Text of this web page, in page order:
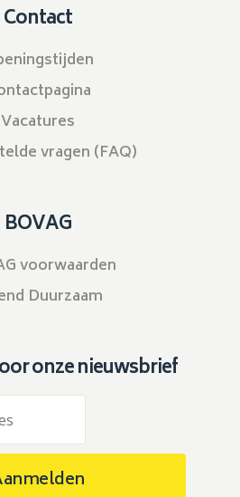
Contact
Vacatures
vragen (FAQ)
BOVAG
voorwaarden
Duurzaam
onze nieuwsbrief